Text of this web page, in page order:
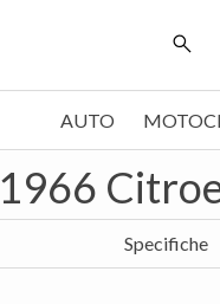
AUTO
1966
Specifiche